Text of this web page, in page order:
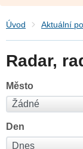
Úvod Aktuální
Radar,
Město
Den